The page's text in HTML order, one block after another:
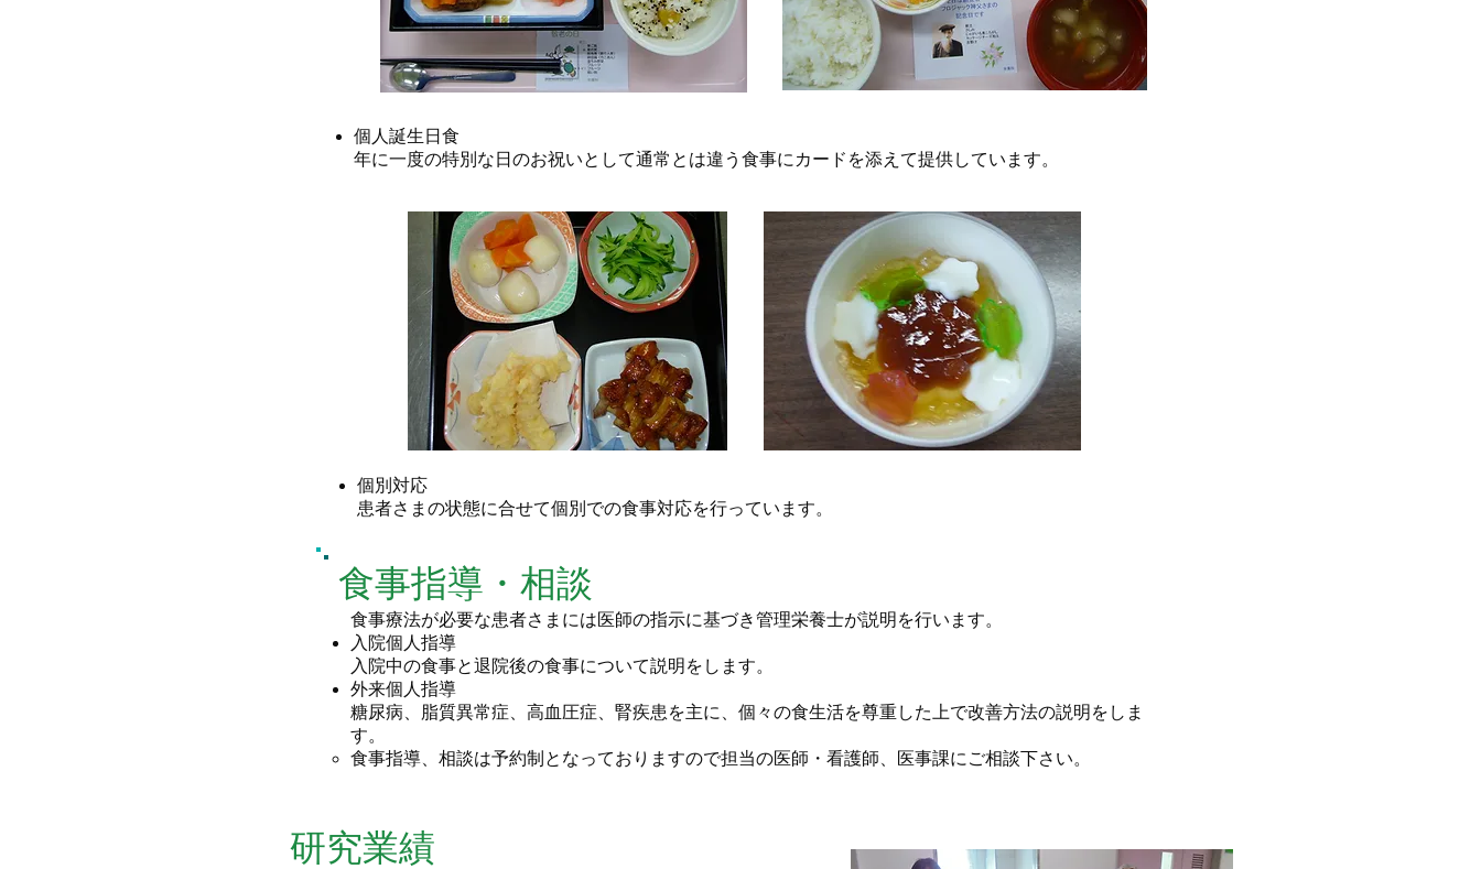
個人誕生日食
年に一度の特別な日のお祝いとして通常とは違う食事にカードを添えて提供しています。
個別対応
患者さまの状態に合せて個別での食事対応を行っています。
​食事指導・相談
食事療法が必要な患者さまには医師の指示に基づき管理栄養士が説明を行います。
入院個人指導
入院中の食事と退院後の食事について説明をします。
外来個人指導
糖尿病、脂質異常症、高血圧症、腎疾患を主に、個々の食生活を尊重した上で改善方法の説明をしま
す。
食事指導、相談は予約制となっておりますので担当の医師・看護師、医事課にご相談下さい。
​研究業績